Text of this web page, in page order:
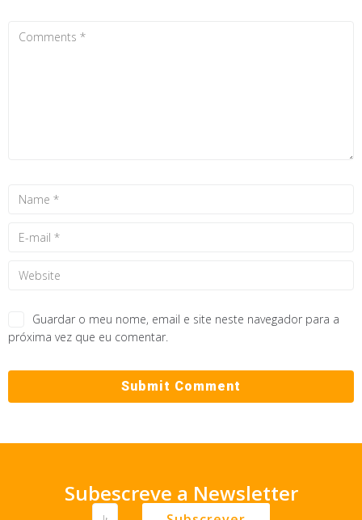
Guardar o meu nome, email e site neste navegador para a
próxima vez que eu comentar.
Subescreve a Newsletter